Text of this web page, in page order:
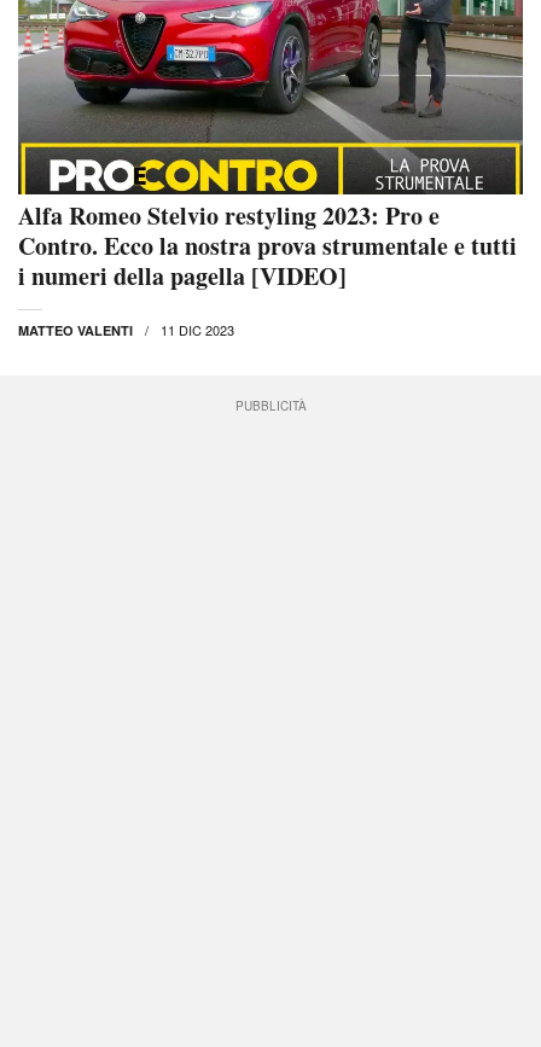
Alfa Romeo Stelvio restyling 2023: Pro e
Contro. Ecco la nostra prova strumentale e tutti
i numeri della pagella [VIDEO]
MATTEO VALENTI 11 DIC 2023
PUBBLICITÀ